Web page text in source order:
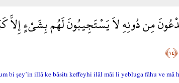
مِن دُونِهِ لاَ يَسْتَجِيبُونَ لَهُم بِشَيْءٍ إِلاَّ
﴿١٤﴾
bi şey’in illâ ke bâsitı keffeyhi ilâl mâi li yebluga fâhu ve mâ